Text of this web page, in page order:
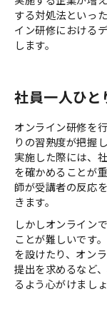
する対処法といっ
イン研修における
します。
社員一人ひ
オンライン研修を
りの習熟度が把握
実施した際には、
を確かめることが
師が受講者の反応
きます。
しかしオンライン
ことが難しいです
を設けたり、オン
提出を求めるなど
るよう心がけましょ